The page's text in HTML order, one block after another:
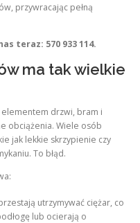
przywracając pełną
teraz: 570 933 114.
ma tak wielkie
drzwi, bram i
obciążenia. Wiele osób
jak lekkie skrzypienie czy
To błąd.
utrzymywać ciężar, co
lub ocierają o